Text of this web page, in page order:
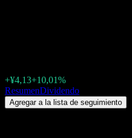
+¥4,13+10,01%
ResumenDividendo
Agregar a la lista de seguimiento